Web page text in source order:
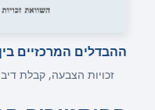
ההבדלים המרכזיים
זכויות הצבעה, קבלת